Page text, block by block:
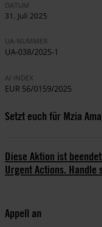
DATUM
31. Juli 2025
UA-NUMMER
UA-038/2025-1
AI INDEX
EUR 56/0159/2025
Setzt euch für Mzia
Diese Aktion ist
Urgent Actions. Handle
Appell an